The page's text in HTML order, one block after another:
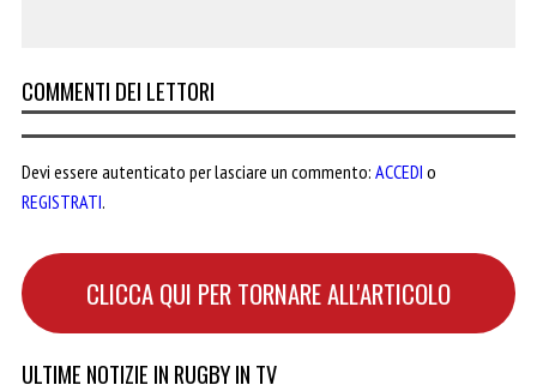
COMMENTI DEI LETTORI
Devi essere autenticato per lasciare un commento: ACCEDI o
REGISTRATI.
CLICCA QUI PER TORNARE ALL'ARTICOLO
ULTIME NOTIZIE IN RUGBY IN TV